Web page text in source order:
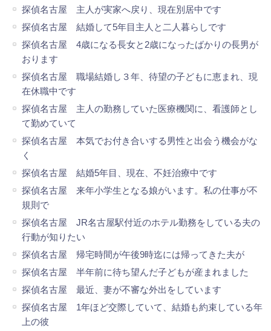
探偵名古屋 主人が実家へ戻り、現在別居中です
探偵名古屋 結婚して5年目主人と二人暮らしです
探偵名古屋 4歳になる長女と2歳になったばかりの長男が
おります
探偵名古屋 職場結婚し３年、待望の子どもに恵まれ、現
在休職中です
探偵名古屋 主人の勤務していた医療機関に、看護師とし
て勤めていて
探偵名古屋 本気でお付き合いする男性と出会う機会がな
く
探偵名古屋 結婚5年目、現在、不妊治療中です
探偵名古屋 来年小学生となる娘がいます。私の仕事が不
規則で
探偵名古屋 JR名古屋駅付近のホテル勤務をしている夫の
行動が知りたい
探偵名古屋 帰宅時間が午後9時迄には帰ってきた夫が
探偵名古屋 半年前に待ち望んだ子どもが産まれました
探偵名古屋 最近、妻が不審な外出をしています
探偵名古屋 1年ほど交際していて、結婚も約束している年
上の彼